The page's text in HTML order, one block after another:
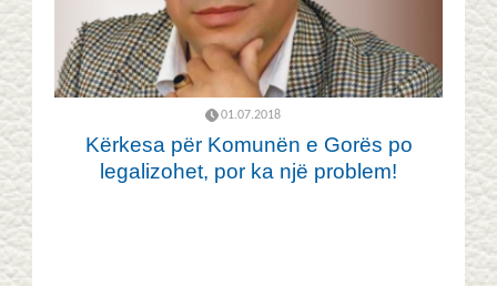
01.07.2018
Kërkesa për Komunën e Gorës po
legalizohet, por ka një problem!